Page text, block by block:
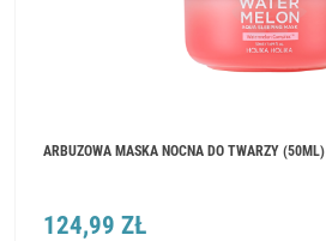
ARBUZOWA MASKA NOCNA DO TWARZY (50ML)
124,99 ZŁ